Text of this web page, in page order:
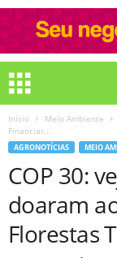
Início Meio Ambiente
Financiar...
AGRONOTÍCIAS MEIO
COP 30:
doaram
Florestas